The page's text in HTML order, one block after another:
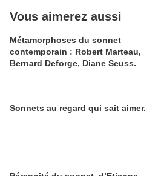
Vous aimerez aussi
Métamorphoses du sonnet
contemporain : Robert Marteau,
Bernard Deforge, Diane Seuss.
Sonnets au regard qui sait aimer.